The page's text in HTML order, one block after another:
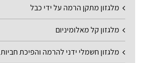
מלגזון מתקן הרמה על ידי כבל
מלגזון קל מאלומיניום
מלגזון חשמלי ידני להרמה והפיכת חביות